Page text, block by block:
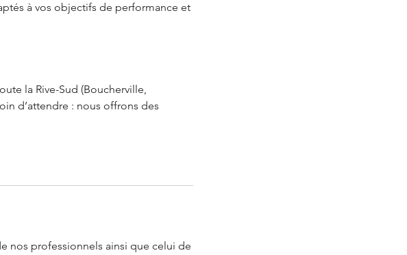
à vos objectifs de performance et
la Rive-Sud (Boucherville,
d’attendre : nous offrons des
nos professionnels ainsi que celui de